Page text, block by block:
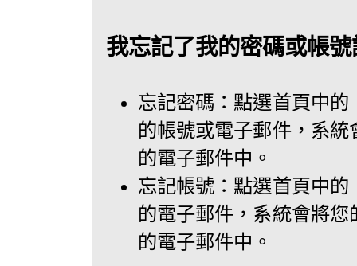
我忘記了我的密碼或帳
忘記密碼：點選首頁中
的帳號或電子郵件，系
的電子郵件中。
忘記帳號：點選首頁中
的電子郵件，系統會將
的電子郵件中。